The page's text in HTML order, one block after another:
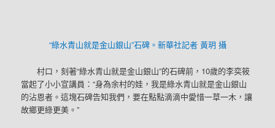
“綠水青山就是金山銀山”石碑。新華社記者 黃玥 攝
村口，刻著“綠水青山就是金山銀山”的石碑前，10歲的李奕筱
當起了小小宣講員：“身為余村的娃，我是綠水青山就是金山銀山
的沾恩者。這塊石碑告知我們，要在點點滴滴中愛惜一草一木，讓
故鄉更綠更美。”